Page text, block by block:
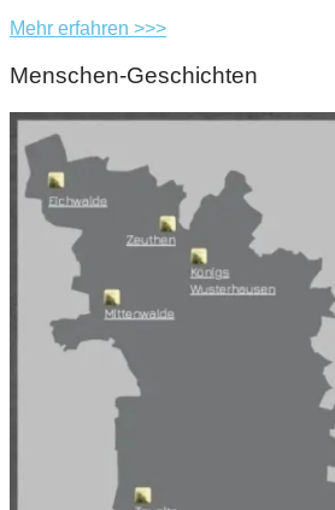
Mehr erfahren >>>
Menschen-Geschichten